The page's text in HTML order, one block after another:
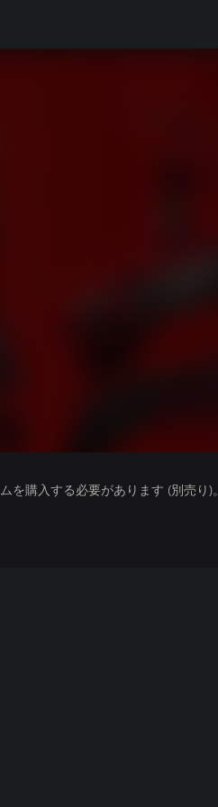
を購入する必要があります (別売り)。